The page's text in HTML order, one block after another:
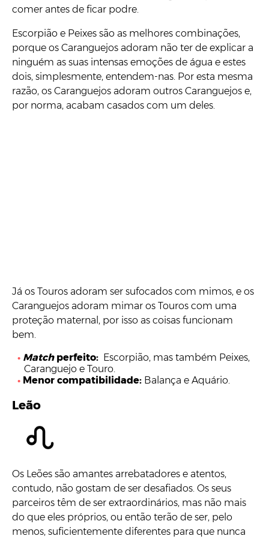
comer antes de ficar podre.
Escorpião e Peixes são as melhores combinações,
porque os Caranguejos adoram não ter de explicar a
ninguém as suas intensas emoções de água e estes
dois, simplesmente, entendem-nas. Por esta mesma
razão, os Caranguejos adoram outros Caranguejos e,
por norma, acabam casados com um deles.
Já os Touros adoram ser sufocados com mimos, e os
Caranguejos adoram mimar os Touros com uma
proteção maternal, por isso as coisas funcionam
bem.
Matchperfeito:Escorpião, mas também Peixes,
Caranguejo e Touro.
Menor compatibilidade: Balança e Aquário.
Leão
Os Leões são amantes arrebatadores e atentos,
contudo, não gostam de ser desafiados. Os seus
parceiros têm de ser extraordinários, mas não mais
do que eles próprios, ou então terão de ser, pelo
menos, suficientemente diferentes para que nunca